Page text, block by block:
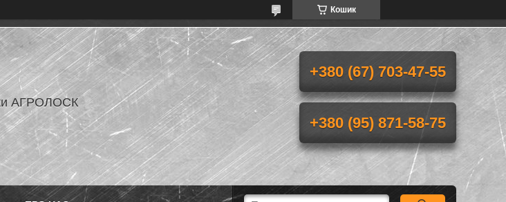
Кошик
АГРОЛОСК
+380 (67) 703-47-55
+380 (95) 871-58-75